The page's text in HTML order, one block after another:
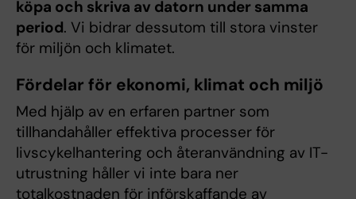
köpa och skriva av datorn under samma
period. Vi bidrar dessutom till stora vinster
för miljön och klimatet.
Fördelar för ekonomi, klimat och miljö
Med hjälp av en erfaren partner som
tillhandahåller effektiva processer för
livscykelhantering och återanvändning av IT-
utrustning håller vi inte bara ner
totalkostnaden för införskaffande av